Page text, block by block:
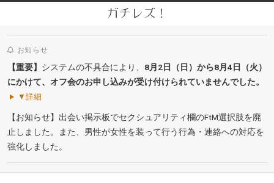
ガチレズ！
Navigation
Menu
お知らせ
【重要】 システムの不具合により、 8月2日（日）から8月4日（火）
にかけて、オフ会のお申し込みが受け付けられていませんでした。
▼詳細
【お知らせ】出会い掲示板でセクシュアリティ欄のFtM選択肢を廃
止しました。また、男性が女性を装って行う行為・連絡への対応を
強化しました。